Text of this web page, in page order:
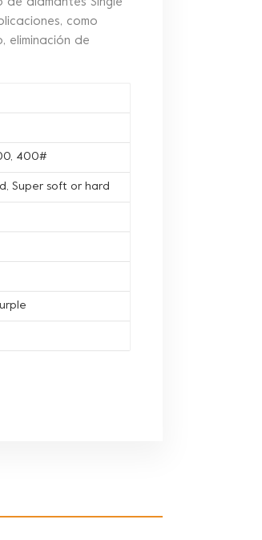
como
eliminación de
400#
Super soft or hard